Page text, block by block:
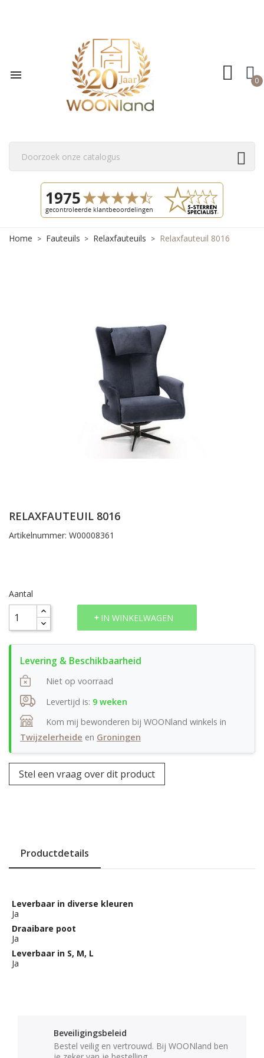
 0
Home Fauteuils Relaxfauteuils Relaxfauteuil 8016
RELAXFAUTEUIL 8016
Artikelnummer: W00008361
Aantal
IN WINKELWAGEN
Niet op voorraad
Levertijd is: 9 weken
Kom mij bewonderen bij WOONland winkels in
Twijzelerheide en Groningen
Stel een vraag over dit product
Productdetails
Leverbaar in diverse kleuren
Ja
Draaibare poot
Ja
Leverbaar in S, M, L
Ja
Beveiligingsbeleid
Bestel veilig en vertrouwd. Bij WOONland ben